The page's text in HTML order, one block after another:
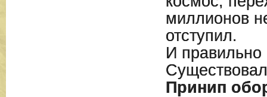
миллионов
отступил.
И правильно
Принип